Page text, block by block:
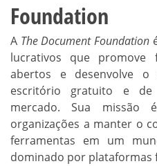
Foundation
A The Document Foundation
lucrativos que promove
abertos e desenvolve
escritório gratuito e
mercado. Sua missão
organizações a manter o
ferramentas em um
dominado por plataformas